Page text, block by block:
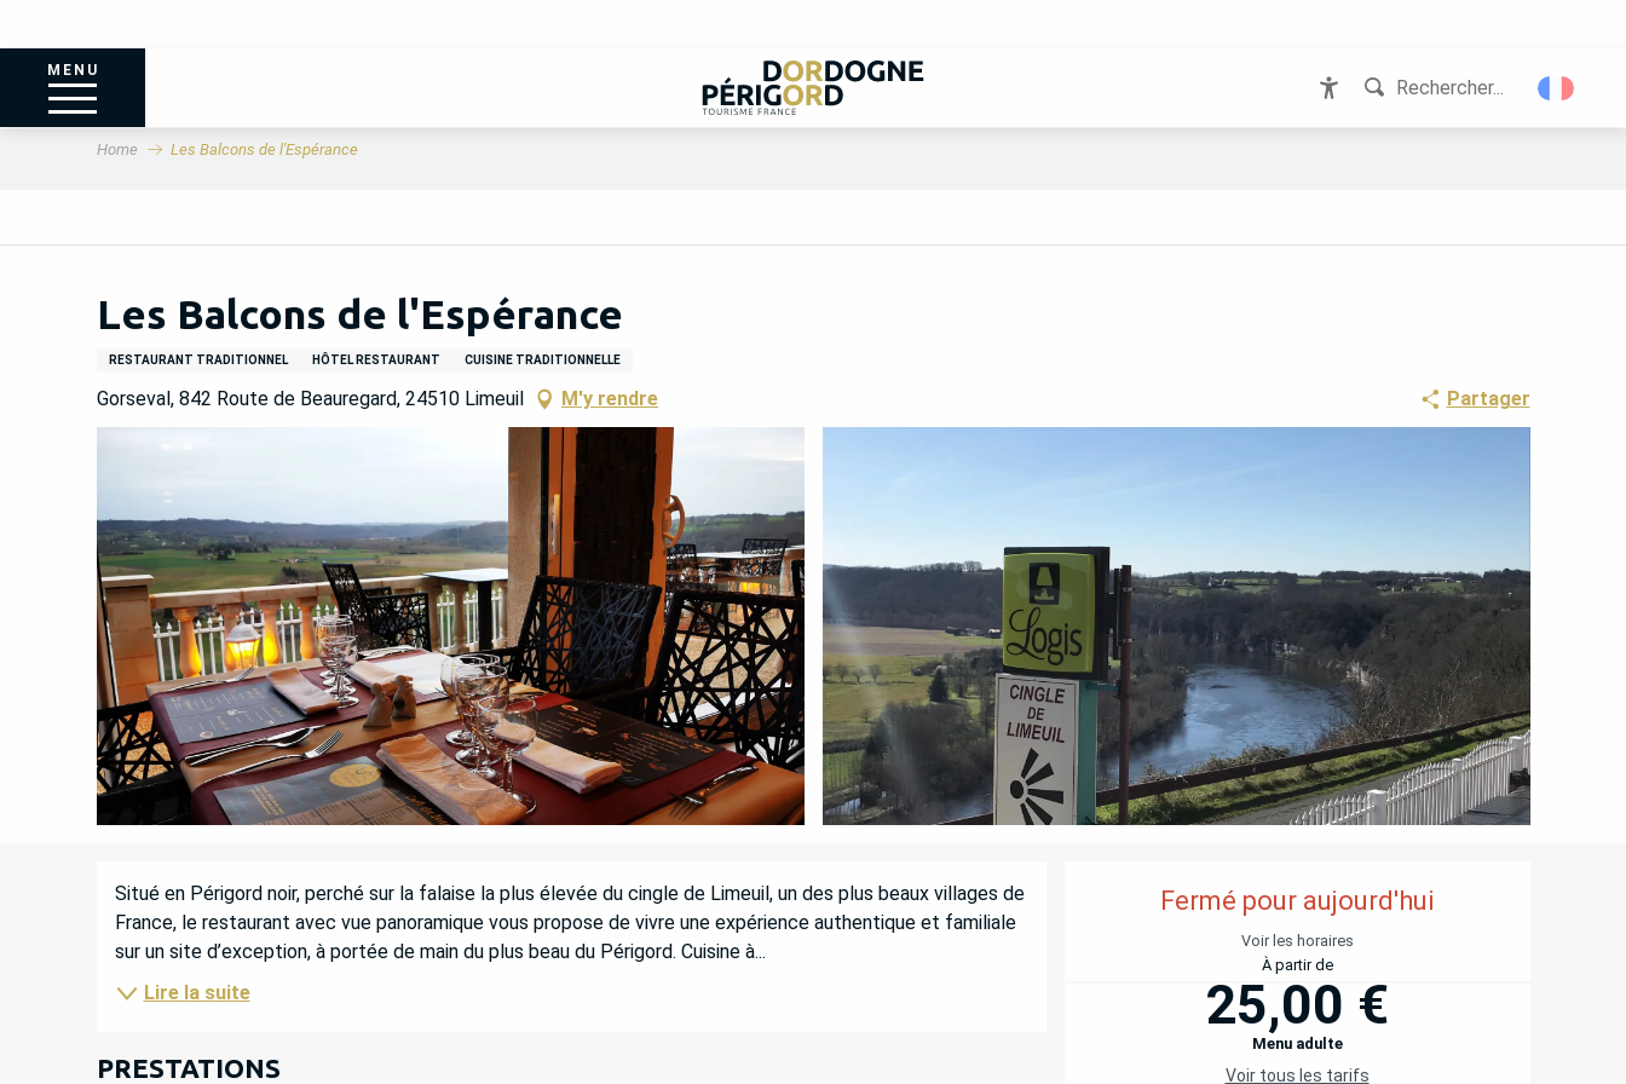
MENU
Rechercher...
Home Les Balcons de l'Espérance
Les Balcons de l'Espérance
RESTAURANT TRADITIONNEL HÔTEL RESTAURANT CUISINE TRADITIONNELLE
Gorseval, 842 Route de Beauregard, 24510 Limeuil M'y rendre Partager
OUVERTURE ET
Fermé pour aujourd'hui
Voir les horaires
À partir de
25,00 €
Menu adulte
Voir tous les tarifs
DESCRIPTION
Situé en Périgord noir, perché sur la falaise la plus élevée du cingle de Limeuil, un des plus beaux villages de
France, le restaurant avec vue panoramique vous propose de vivre une expérience authentique et familiale
sur un site d’exception, à portée de main du plus beau du Périgord. Cuisine à...
Lire la suite
PRESTATIONS